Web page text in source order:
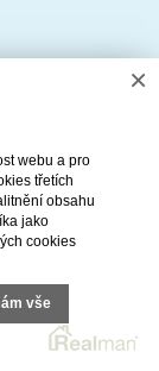
×
webu a pro
třetích
obsahu
jako
cookies
vše